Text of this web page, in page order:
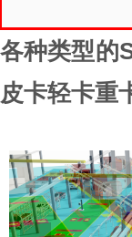
各种类型的
皮卡轻卡重